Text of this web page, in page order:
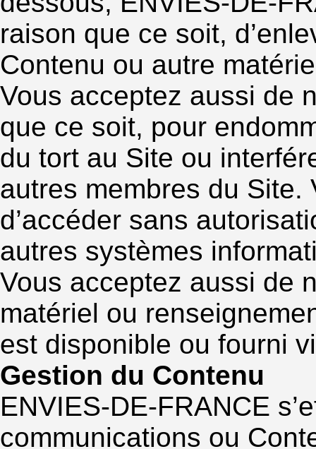
raison que ce soit,
Contenu ou autre
Vous acceptez aussi de
que ce soit, pour
du tort au Site ou
autres membres du
d’accéder sans
autres systèmes
Vous acceptez aussi de
matériel ou
est disponible ou fourni
Gestion du Contenu
ENVIES-DE-FRANCE
communications ou